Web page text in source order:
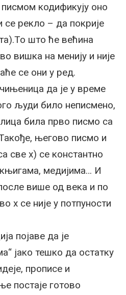
кодификују оно
рекло – да покрије
што ће већина
вишка на менију и није
се они у ред.
да је у време
људи било неписмено,
била прво писмо са
његово писмо и
све х) се константно
медијима… И
више од века и по
х се није у потпуности
појаве да је
јако тешко да остатку
прописе и
постаје готово